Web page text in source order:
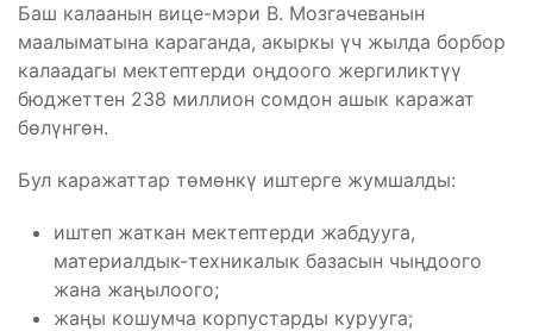
Баш калаанын вице-мэри В. Мозгачеванын
маалыматына караганда, акыркы үч жылда борбор
калаадагы мектептерди оңдоого жергиликтүү
бюджеттен 238 миллион сомдон ашык каражат
бөлүнгөн.
Бул каражаттар төмөнкү иштерге жумшалды:
иштеп жаткан мектептерди жабдууга,
материалдык-техникалык базасын чыңдоого
жана жаңылоого;
жаңы кошумча корпустарды курууга;